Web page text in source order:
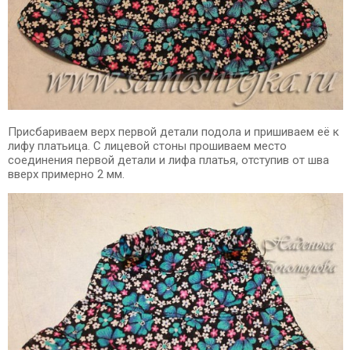
Присбариваем верх первой детали подола и пришиваем её к
лифу платьица. С лицевой стоны прошиваем место
соединения первой детали и лифа платья, отступив от шва
вверх примерно 2 мм.